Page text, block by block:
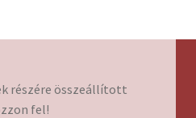
részére összeállított
fel!